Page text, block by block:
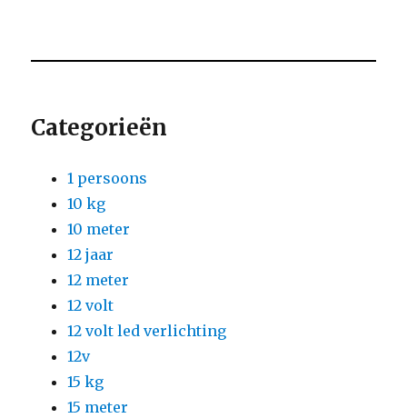
Categorieën
1 persoons
10 kg
10 meter
12 jaar
12 meter
12 volt
12 volt led verlichting
12v
15 kg
15 meter